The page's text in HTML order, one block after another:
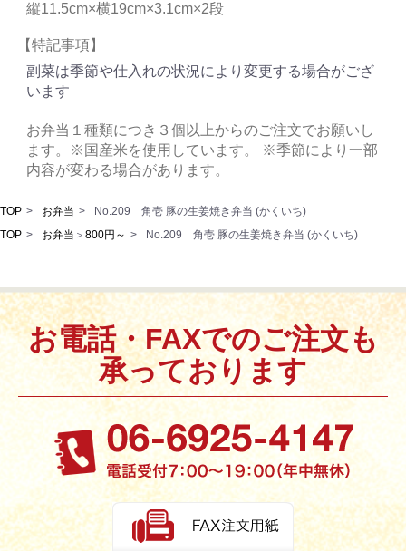
お買い物を続ける カートへ進む
縦11.5cm×横19cm×3.1cm×2段
【特記事項】
副菜は季節や仕入れの状況により変更する場合がござ
います
お弁当１種類につき３個以上からのご注文でお願いし
ます。※国産米を使用しています。
※季節により一部
内容が変わる場合があります。
TOP お弁当
No.209 角壱 豚の生姜焼き弁当 (かくいち)
TOP
お弁当 ＞ 800円～ No.209 角壱 豚の生姜焼き弁当 (かくいち)
お電話・FAXでのご注文も
承っております